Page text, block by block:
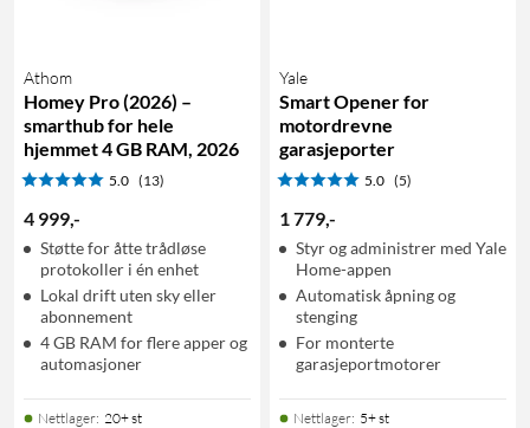
Athom
Homey Pro (2026) –
smarthub for hele
hjemmet 4 GB RAM, 2026
5.0 (13)
4 999-
Støtte for åtte trådløse
protokoller i én enhet
Lokal drift uten sky eller
abonnement
4 GB RAM for flere apper og
automasjoner
Nettlager: 20+ st
Yale
Smart Opener for
motordrevne
garasjeporter
5.0 (5)
1 779-
Styr og administrer med Yale
Home-appen
Automatisk åpning og
stenging
For monterte
garasjeportmotorer
Nettlager: 5+ st